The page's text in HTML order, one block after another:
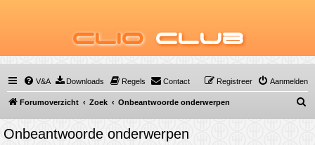
Clio Club
V&A Downloads Regels Contact Aanmelden
Registreer
Forumoverzicht Zoek Onbeantwoorde onderwerpen
o
Onbeantwoorde onderwerpen